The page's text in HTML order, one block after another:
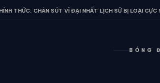
THỨC: CHÂN SÚT VĨ ĐẠI NHẤT LỊCH SỬ BỊ LOẠI CỰC SỐC
BÓNG